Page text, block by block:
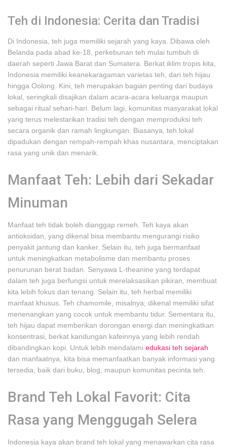
Teh di Indonesia: Cerita dan Tradisi
Di Indonesia, teh juga memiliki sejarah yang kaya. Dibawa oleh
Belanda pada abad ke-18, perkebunan teh mulai tumbuh di
daerah seperti Jawa Barat dan Sumatera. Berkat iklim tropis kita,
Indonesia memiliki keanekaragaman varietas teh, dari teh hijau
hingga Oolong. Kini, teh merupakan bagian penting dari budaya
lokal, seringkali disajikan dalam acara-acara keluarga maupun
sebagai ritual sehari-hari. Belum lagi, komunitas masyarakat lokal
yang terus melestarikan tradisi teh dengan memproduksi teh
secara organik dan ramah lingkungan. Biasanya, teh lokal
dipadukan dengan rempah-rempah khas nusantara, menciptakan
rasa yang unik dan menarik.
Manfaat Teh: Lebih dari Sekadar
Minuman
Manfaat teh tidak boleh dianggap remeh. Teh kaya akan
antioksidan, yang dikenal bisa membantu mengurangi risiko
penyakit jantung dan kanker. Selain itu, teh juga bermanfaat
untuk meningkatkan metabolisme dan membantu proses
penurunan berat badan. Senyawa L-theanine yang terdapat
dalam teh juga berfungsi untuk merelaksasikan pikiran, membuat
kita lebih fokus dan tenang. Selain itu, teh herbal memiliki
manfaat khusus. Teh chamomile, misalnya, dikenal memiliki sifat
menenangkan yang cocok untuk membantu tidur. Sementara itu,
teh hijau dapat memberikan dorongan energi dan meningkatkan
konsentrasi, berkat kandungan kafeinnya yang lebih rendah
dibandingkan kopi. Untuk lebih mendalami edukasi teh sejarah
dan manfaatnya, kita bisa memanfaatkan banyak informasi yang
tersedia, baik dari buku, blog, maupun komunitas pecinta teh.
Brand Teh Lokal Favorit: Cita
Rasa yang Menggugah Selera
Indonesia kaya akan brand teh lokal yang menawarkan cita rasa